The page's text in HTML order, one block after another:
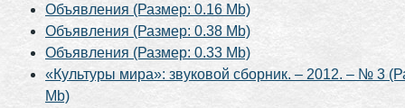
Объявления (Размер: 0.16 Mb)
Объявления (Размер: 0.38 Mb)
Объявления (Размер: 0.33 Mb)
«Культуры мира»: звуковой сборник. – 2012. – № 3
Mb)